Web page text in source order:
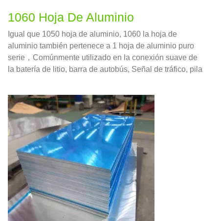
1060 Hoja De Aluminio
Igual que 1050 hoja de aluminio, 1060 la hoja de
aluminio también pertenece a 1 hoja de aluminio puro
serie，Comúnmente utilizado en la conexión suave de
la batería de litio, barra de autobús, Señal de tráfico, pila